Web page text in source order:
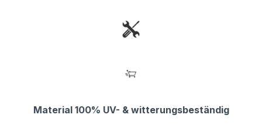
Material 100% UV- & witterungsbeständig